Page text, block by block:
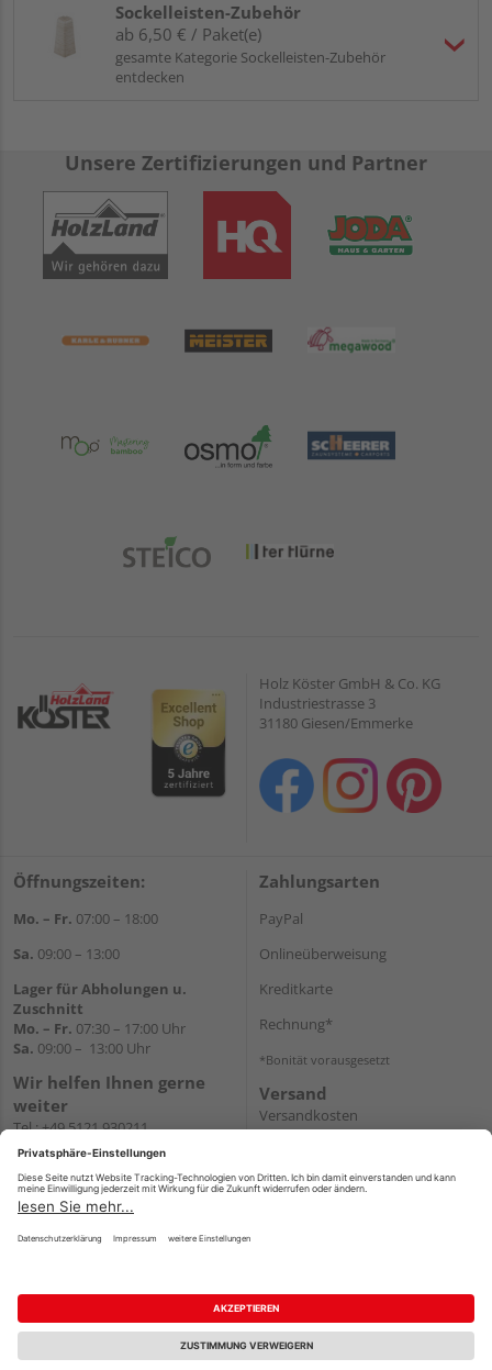
Sockelleisten-Zubehör
ab 6,50 € / Paket(e)
gesamte Kategorie Sockelleisten-Zubehör
entdecken
Unsere Zertifizierungen und Partner
Holz Köster GmbH & Co. KG
Industriestrasse 3
31180 Giesen/Emmerke
Öffnungszeiten:
Mo. – Fr. 07:00 – 18:00
Sa. 09:00 – 13:00
Lager für Abholungen u.
Zuschnitt
Mo. – Fr. 07:30 – 17:00 Uhr
Sa. 09:00 – 13:00 Uhr
Wir helfen Ihnen gerne
weiter
Tel.:+49 5121 930211
E-Mail:holzlandshop@holzland-
Newsletter
Zahlungsarten
PayPal
Onlineüberweisung
Kreditkarte
Rechnung*
*Bonität vorausgesetzt
Versand
Versandkosten
Impressum AGB Widerruf
Datenschutz
Reservierungsbedingungen
Vertrag widerrufen